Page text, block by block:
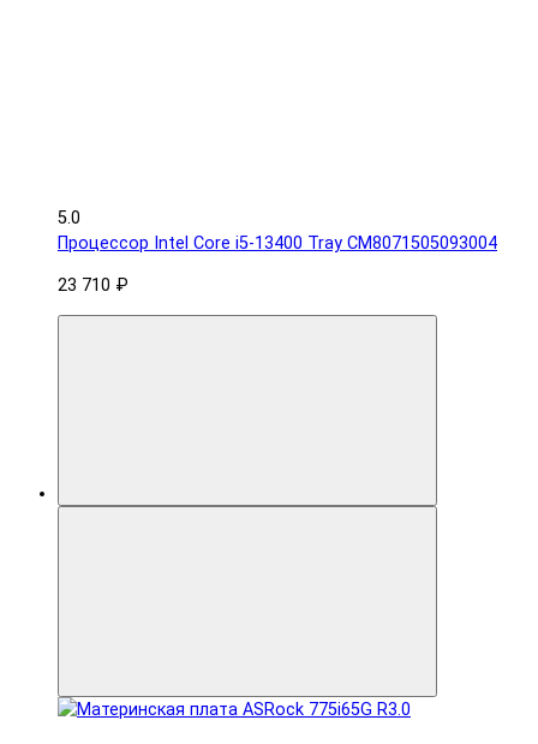
5.0
Процессор Intel Core i5-13400 Tray CM8071505093004
23 710 ₽